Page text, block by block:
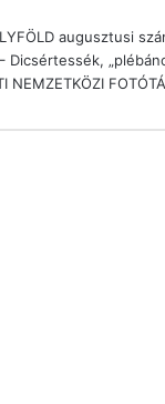
augusztusi
Dicsértessék,
NEMZETKÖZI